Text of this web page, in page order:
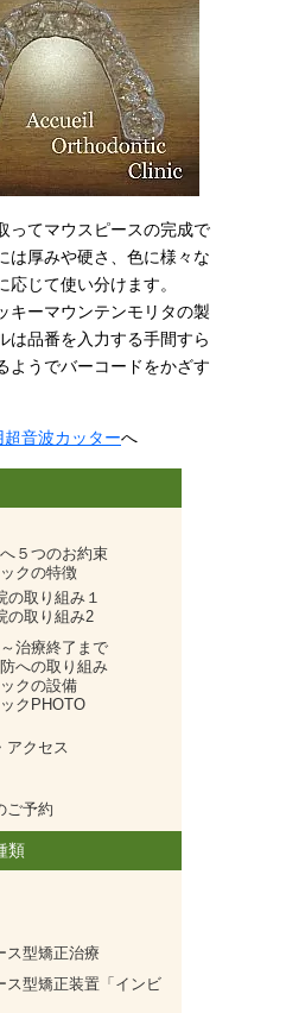
ってマウスピースの完成で
は厚みや硬さ、色に様々な
じて使い分けます。
キーマウンテンモリタの製
は品番を入力する手間すら
ようでバーコードをかざす
音波カッターへ
５つのお約束
クの特徴
の取り組み１
の取り組み2
治療終了まで
への取り組み
クの設備
クPHOTO
アクセス
ご予約
類
ス型矯正治療
ス型矯正装置「インビ